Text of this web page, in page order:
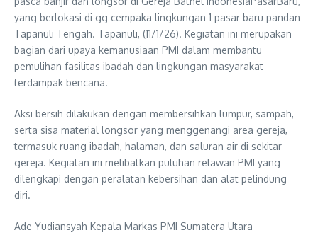
yang berlokasi di gg cempaka lingkungan 1 pasar baru pandan
Tapanuli Tengah. Tapanuli, (11/1/26). Kegiatan ini merupakan
bagian dari upaya kemanusiaan PMI dalam membantu
pemulihan fasilitas ibadah dan lingkungan masyarakat
terdampak bencana.
Aksi bersih dilakukan dengan membersihkan lumpur, sampah,
serta sisa material longsor yang menggenangi area gereja,
termasuk ruang ibadah, halaman, dan saluran air di sekitar
gereja. Kegiatan ini melibatkan puluhan relawan PMI yang
dilengkapi dengan peralatan kebersihan dan alat pelindung
diri.
Ade Yudiansyah Kepala Markas PMI Sumatera Utara